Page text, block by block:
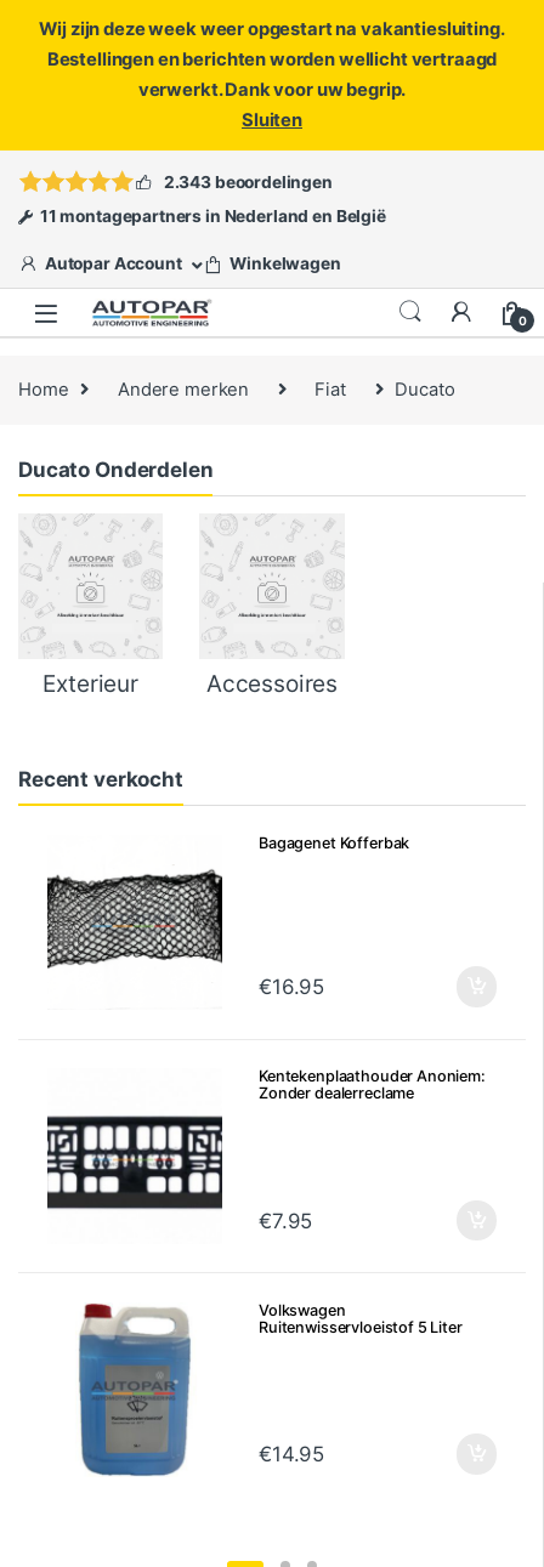
Wij zijn deze week weer opgestart na vakantiesluiting.
Bestellingen en berichten worden wellicht vertraagd
verwerkt. Dank voor uw begrip.
Sluiten
ofopen een ticket
2.343 beoordelingen
11 montagepartners in Nederland en België
Autopar Account Winkelwagen
0
Home Andere merken Fiat Ducato
Ducato Onderdelen
Exterieur Accessoires
Recent verkocht
Bagagenet Kofferbak
€16.95
Kentekenplaathouder Anoniem:
Zonder dealerreclame
€7.95
Volkswagen
Ruitenwisservloeistof 5 Liter
€14.95